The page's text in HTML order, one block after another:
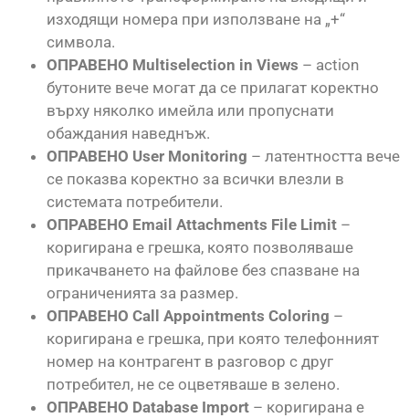
изходящи номера при използване на „+“
символа.
ОПРАВЕНО Multiselection in Views – action
бутоните вече могат да се прилагат коректно
върху няколко имейла или пропуснати
обаждания наведнъж.
ОПРАВЕНО User Monitoring – латентността вече
се показва коректно за всички влезли в
системата потребители.
ОПРАВЕНО Email Attachments File Limit –
коригирана е грешка, която позволяваше
прикачването на файлове без спазване на
ограниченията за размер.
ОПРАВЕНО Call Appointments Coloring –
коригирана е грешка, при която телефонният
номер на контрагент в разговор с друг
потребител, не се оцветяваше в зелено.
ОПРАВЕНО Database Import – коригирана е